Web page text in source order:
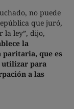
no puede
que juró,
la ley”, dijo,
la
paritaria, que es
utilizar para
a las